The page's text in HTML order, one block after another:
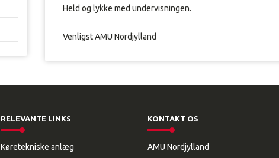
Held og lykke med undervisningen.
Venligst AMU Nordjylland
RELEVANTE LINKS
Køretekniske anlæg
KONTAKT OS
AMU Nordjylland